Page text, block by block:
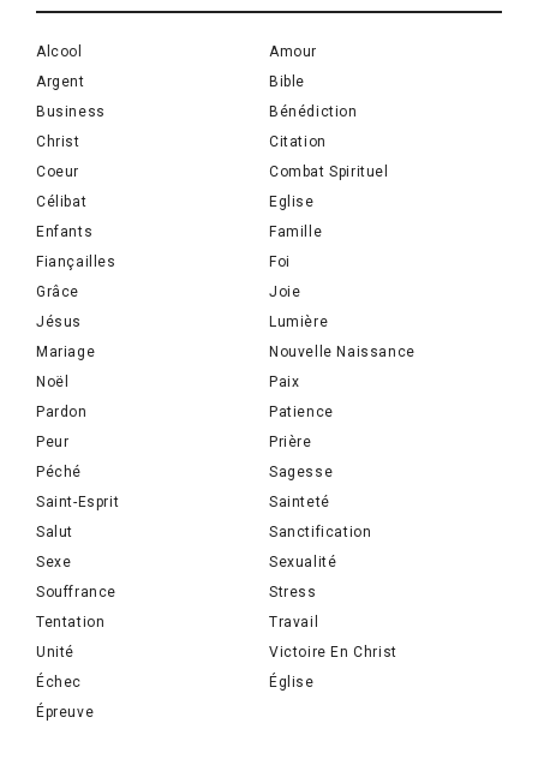
Alcool
Amour
Argent
Bible
Business
Bénédiction
Christ
Citation
Coeur
Combat Spirituel
Célibat
Eglise
Enfants
Famille
Fiançailles
Foi
Grâce
Joie
Jésus
Lumière
Mariage
Nouvelle Naissance
Noël
Paix
Pardon
Patience
Peur
Prière
Péché
Sagesse
Saint-Esprit
Sainteté
Salut
Sanctification
Sexe
Sexualité
Souffrance
Stress
Tentation
Travail
Unité
Victoire En Christ
Échec
Église
Épreuve